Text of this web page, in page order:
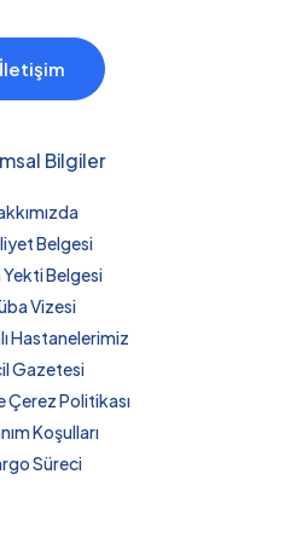
İletişim
Bilgiler
Belgesi
Belgesi
Vizesi
Hastanelerimiz
Gazetesi
Çerez Politikası
Koşulları
Süreci